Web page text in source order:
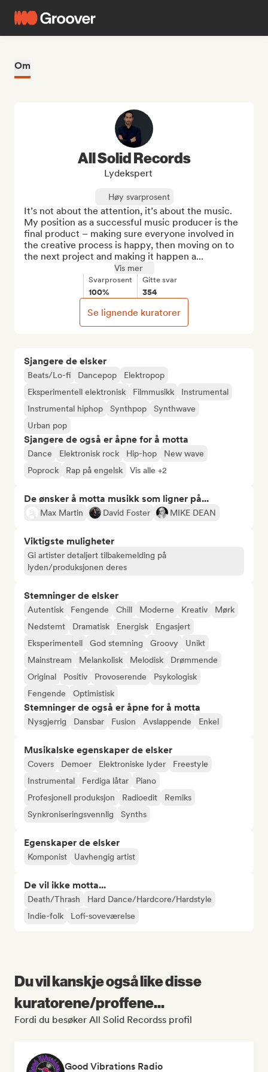
Om
Sjangere de elsker
Beats/Lo-fi Dancepop
Elektropop
Eksperimentell elektronisk
Filmmusikk
Instrumental
Instrumental hiphop
Synthpop
Synthwave
Urban pop
Sjangere de også er åpne for å motta
Dance Elektronisk rock Hip-hop
New wave
Poprock
Rap på engelsk Vis alle +2
De ønsker å motta musikk som ligner på...
Max Martin David Foster MIKE DEAN
Viktigste muligheter
Gi artister detaljert tilbakemelding på
lyden/produksjonen deres
Stemninger de elsker
Autentisk Fengende Chill Moderne Kreativ
Mørk
Nedstemt
Dramatisk Energisk
Engasjert
Eksperimentell
God stemning Groovy
Unikt
Mainstream
Melankolisk Melodisk
Drømmende
Original
Positiv Provoserende
Psykologisk
Fengende
Optimistisk
Stemninger de også er åpne for å motta
Nysgjerrig Dansbar Fusion Avslappende Enkel
Musikalske egenskaper de elsker
Covers Demoer Elektroniske lyder
Freestyle
Instrumental
Ferdiga låtar
Piano
Profesjonell produksjon
Radioedit
Remiks
Synkroniseringsvennlig
Synths
Egenskaper de elsker
Komponist Uavhengig artist
De vil ikke motta...
Death/Thrash
Hard Dance/Hardcore/Hardstyle
Indie-folk
Lofi-soveværelse
All Solid Records
Lydekspert
Høy svarprosent
It’s not about the attention, it’s about the music.
My position as a successful music producer is the
final product – making sure everyone involved in
the creative process is happy, then moving on to
the next project and making it happen a...
Vis mer
Svarprosent
100%
Gitte svar
354
Se lignende kuratorer
Du vil kanskje også like disse
kuratorene/proffene...
Fordi du besøker All Solid Recordss profil
Good Vibrations Radio